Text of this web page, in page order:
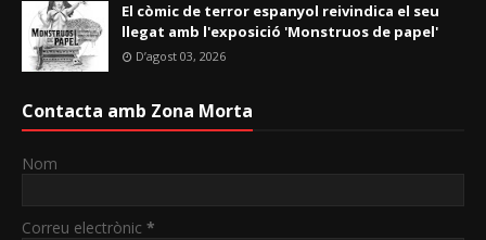
El còmic de terror espanyol reivindica el seu
llegat amb l'exposició 'Monstruos de papel'
D’agost 03, 2026
Contacta amb Zona Morta
Nom
Correu electrònic *